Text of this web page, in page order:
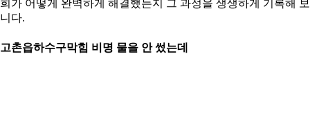
가 어떻게 완벽하게 해결했는지 그 과정을 생생하게 기록해
다.
촌읍하수구막힘 비명 물을 안 썼는데